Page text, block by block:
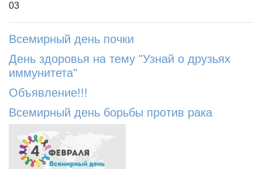
03
Всемирный день почки
День здоровья на тему "Узнай о друзьях
иммунитета"
Объявление!!!
Всемирный день борьбы против рака